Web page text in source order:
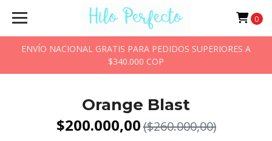
ENVÍO NACIONAL GRATIS PARA PEDIDOS SUPERIORES A
$340.000 COP
0
Orange Blast
$200.000,00($260.000,00)